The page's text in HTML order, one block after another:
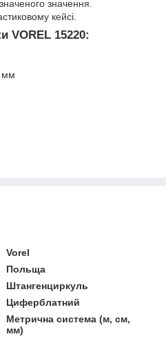
значення.
кейсі.
VOREL 15220:
мм
Vorel
Польща
Штангенциркуль
Циферблатний
Метрична система (м, см,
мм)